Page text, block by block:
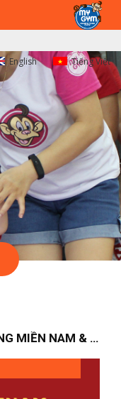
English
Tiếng Việt
THÔNG BÁO NGHỈ LỄ GIẢI PHÓNG MIỀN NAM & QUỐC...